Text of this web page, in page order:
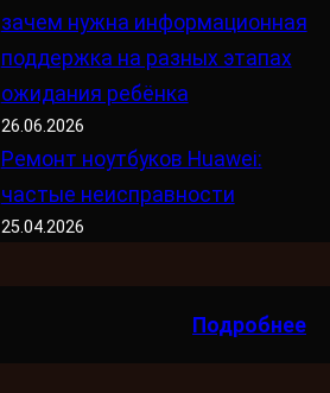
зачем нужна информационная
поддержка на разных этапах
ожидания ребёнка
26.06.2026
Ремонт ноутбуков Huawei:
частые неисправности
25.04.2026
Подробнее